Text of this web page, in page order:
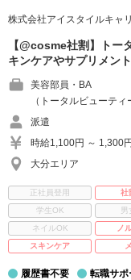
株式会社アイスタイルキャ
【@cosme社割】ト
キンケアやサプリメン
美容部員・BA
（トータルビューテ
派遣
時給1,100円 ～ 1,300円
大分エリア
正社員登用 社
学生OK
男
ネイルOK
ノ
スキンケア
履歴書不要 転職サポ